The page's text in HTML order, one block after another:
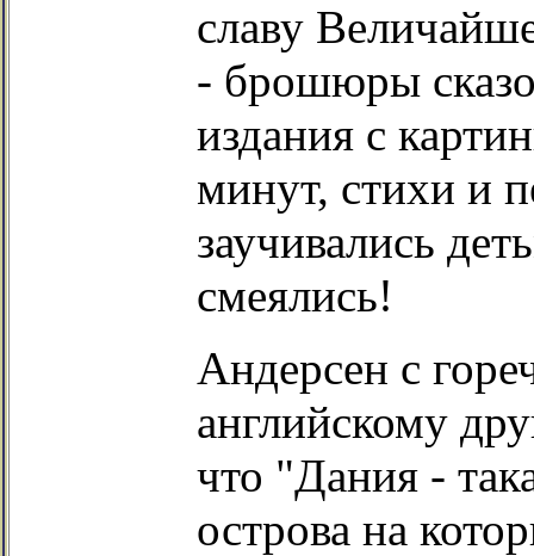
славу
- брошюры
издания с
минут, стихи и
заучивались
смеялись!
Андерсен с
английскому
что "Дания -
острова на